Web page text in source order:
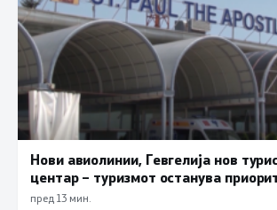
Нови авиолинии, Гевгелија нов
центар – туризмот останува
пред 13 мин.